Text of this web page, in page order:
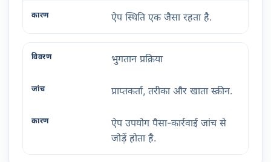
ऐप स्थिति एक जैसा रहता है.
भुगतान प्रक्रिया
प्राप्तकर्ता, तरीका और खाता स्क्रीन.
ऐप उपयोग पैसा-कार्रवाई जांच से
जोड़ें होता है.